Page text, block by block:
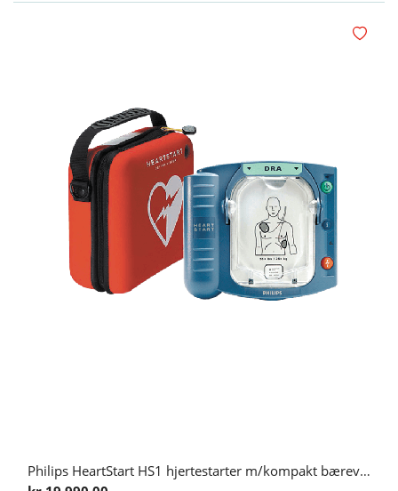
Philips HeartStart HS1 hjertestarter m/kompakt bæreveske
Legg i